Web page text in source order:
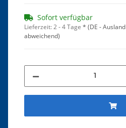
Sofort verfügbar
Lieferzeit:2 - 4 Tage * (DE - Ausland
abweichend)